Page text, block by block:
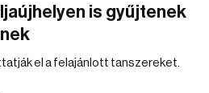
is gyűjtenek
el a felajánlott tanszereket.